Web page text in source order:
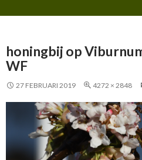
honingbij op
WF
27 FEBRUARI 2019 4272 × 2848